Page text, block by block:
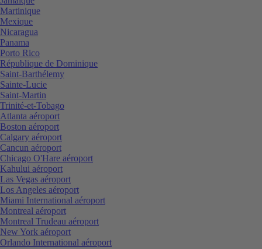
Martinique
Mexique
Nicaragua
Panama
Porto Rico
République de Dominique
Saint-Barthélemy
Sainte-Lucie
Saint-Martin
Trinité-et-Tobago
Atlanta aéroport
Boston aéroport
Calgary aéroport
Cancun aéroport
Chicago O'Hare aéroport
Kahului aéroport
Las Vegas aéroport
Los Angeles aéroport
Miami International aéroport
Montreal aéroport
Montreal Trudeau aéroport
New York aéroport
Orlando International aéroport